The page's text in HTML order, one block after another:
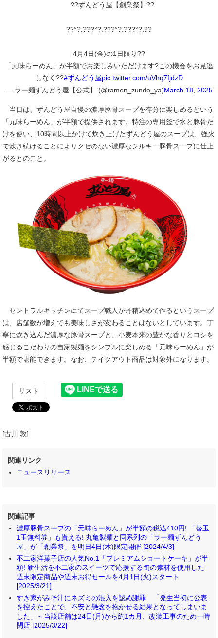
??ずんどう屋【創業祭】??
??°?.???°?.???°?.???°?.??
4月4日(金)の1日限り??
「元味らーめん」が半額でお楽しみいただけます?この機会をお見逃
しなく??#ずんどう屋pic.twitter.com/uVhq7fjdzD
— ラー麺ずんどう屋【公式】 (@ramen_zundo_ya)March 18, 2025
当日は、ずんどう屋自慢の濃厚豚骨スープを存分に楽しめるという
「元味らーめん」が半額で提供されます。特注の専用釜で水と豚骨だ
けを使い、10時間以上かけて炊き上げたずんどう屋のスープは、強火
で炊き続けることによりクセのない濃厚なシルキー豚骨スープに仕上
がるとのこと。
セントラルキッチンにてスープ職人が丹精込めて作るというスープ
は、店舗数が増えても美味しさが変わることはないとしています。丁
寧に炊き込んだ濃厚な豚骨スープと、小麦本来の豊かな香りとコシを
感じるこだわりの自家製麺をシンプルに楽しめる「元味らーめん」が
半額で堪能できます。なお、テイクアウト商品は対象外になります。
リスト
[古川 敦]
関連リンク
ニュースリリース
関連記事
濃厚豚骨スープの「元味らーめん」が半額の税込410円! 「替玉
1玉無料券」も貰える! 丸亀製麺と同系列の「ラー麺ずんどう
屋」が「創業祭」を明日4日(木)限定開催 [2024/4/3]
不二家洋菓子店の人気No.1「プレミアムショートケーキ」が半
額! 新生活を不二家のスイーツで応援する旬の素材を使用した
週末限定商品や週末お得セールを4月1日(火)スタート
[2025/3/21]
すき家がみそ汁にネズミの混入を認め謝罪 「発生当初に公表
を控えたことで、不安と懸念を抱かせる結果となってしまいま
した」～当該店舗は24日(月)から約1カ月、改装工事のため一時
閉店 [2025/3/22]